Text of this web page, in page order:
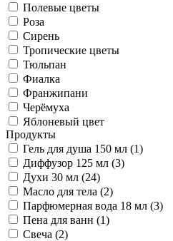
Полевые цветы
Роза
Сирень
Тропические цветы
Тюльпан
Фиалка
Франжипани
Черёмуха
Яблоневый цвет
Продукты
Гель для душа 150 мл (1)
Диффузор 125 мл (3)
Духи 30 мл (24)
Масло для тела (2)
Парфюмерная вода 18 мл (3)
Пена для ванн (1)
Свеча (2)